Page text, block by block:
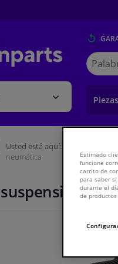
Buscar
en
Usted está aquí:
neumática
Estimado
funcione
carrito de
para saber
durante el
de